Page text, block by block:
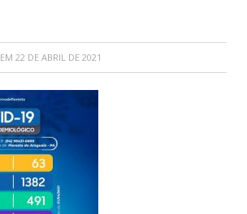
EM 22 DE ABRIL DE 2021